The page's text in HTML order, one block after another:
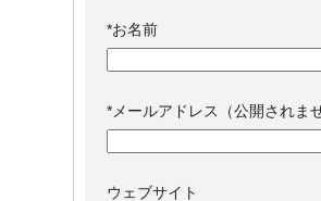
*お名前
* メールアドレス（公開されま
ウェブサイト